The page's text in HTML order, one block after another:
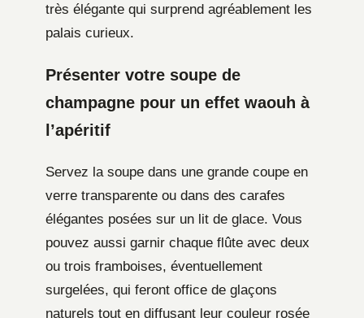
très élégante qui surprend agréablement les
palais curieux.
Présenter votre soupe de
champagne pour un effet waouh à
l’apéritif
Servez la soupe dans une grande coupe en
verre transparente ou dans des carafes
élégantes posées sur un lit de glace. Vous
pouvez aussi garnir chaque flûte avec deux
ou trois framboises, éventuellement
surgelées, qui feront office de glaçons
naturels tout en diffusant leur couleur rosée